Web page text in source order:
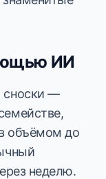
ИИ
сноски —
объёмом до
неделю.